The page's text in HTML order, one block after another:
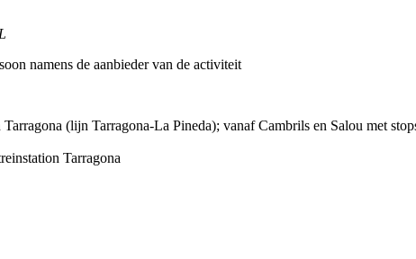
namens de aanbieder van de activiteit
(lijn Tarragona-La Pineda); vanaf Cambrils en Salou met
Tarragona